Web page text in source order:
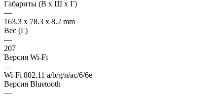
Габариты (В х Ш х Г)
—
163.3 x 78.3 x 8.2 mm
Вес (Г)
—
207
Версия Wi-Fi
—
Wi-Fi 802.11 a/b/g/n/ac/6/6e
Версия Bluetooth
—